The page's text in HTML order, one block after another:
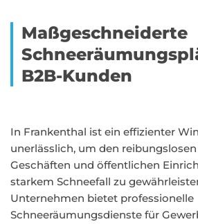
Maßgeschneiderte
B2B-Kunden
In Frankenthal ist ein effizienter
unerlässlich, um den
Geschäften und öffentlichen
starkem Schneefall zu
Unternehmen bietet professionelle
Schneeräumungsdienste für